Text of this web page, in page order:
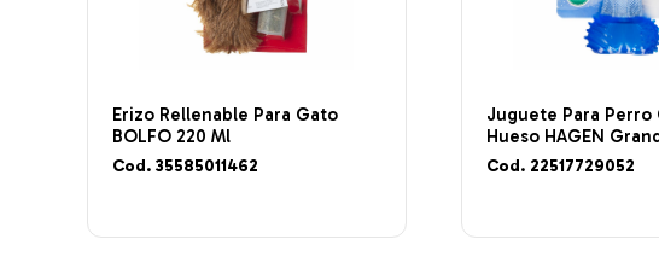
Erizo Rellenable Para Gato
BOLFO 220 Ml
Cod. 35585011462
Juguete Para Perro
Hueso HAGEN
Cod. 22517729052